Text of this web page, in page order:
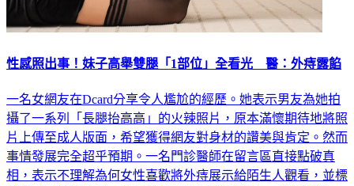
性感照出事！妹子高舉雙腿「1部位」全看光 醫：外痔露餡
一名女網友在Dcard分享令人尷尬的經歷。她表示男友為她拍
攝了一系列「長腿抬高高」的火辣照片，原本滿懷期待地將照
片上傳至成人版面，希望獲得網友對身材的讚美與肯定。然而
事情發展完全超乎預期。一名門診醫師在留言區直接點破真
相，表示不理解為何女性喜歡將外痔展示給陌生人觀看，並標